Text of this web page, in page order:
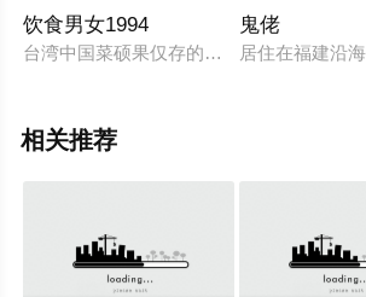
饮食男女1994
台湾中国菜硕果仅存的大师老朱（郎雄）
鬼佬
居住在福建沿
相关推荐